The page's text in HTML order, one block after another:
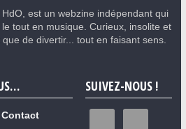
est un webzine indépendant qui
tout en musique. Curieux, insolite et
de divertir... tout en faisant sens.
Contact
SUIVEZ-NOUS !